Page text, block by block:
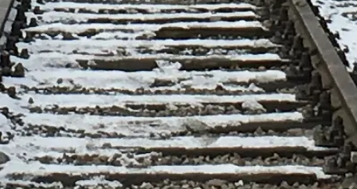
Deneyiminizi zenginleştirmek için hazırlanmış, hizmet ve rehberlik
içeren ziyaret seçenekleri.
Ziyaret seçeneklerini gör